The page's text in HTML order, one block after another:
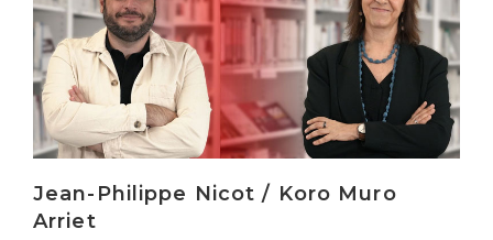
Jean-Philippe Nicot / Koro Muro
Arriet